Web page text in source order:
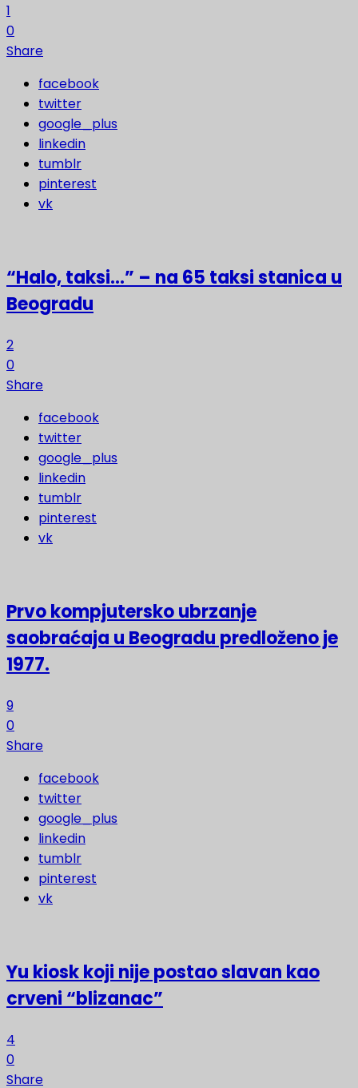
1
0
Share
facebook
twitter
google_plus
linkedin
tumblr
pinterest
vk
“Halo, taksi…” – na 65 taksi stanica u
Beogradu
2
0
Share
facebook
twitter
google_plus
linkedin
tumblr
pinterest
vk
Prvo kompjutersko ubrzanje
saobraćaja u Beogradu predloženo je
1977.
9
0
Share
facebook
twitter
google_plus
linkedin
tumblr
pinterest
vk
Yu kiosk koji nije postao slavan kao
crveni “blizanac”
4
0
Share